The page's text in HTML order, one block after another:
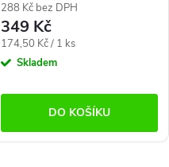
288 Kč bez DPH
349 Kč
Měrná
cena:
174,50 Kč / 1 ks
Skladem
DO KOŠÍKU